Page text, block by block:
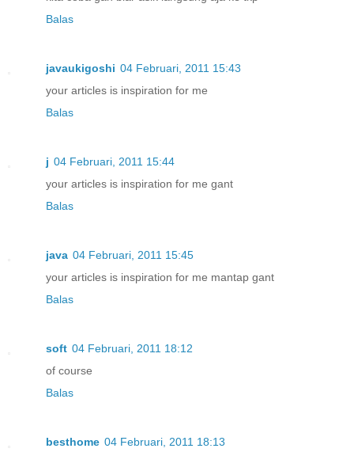
Balas
javaukigoshi 04 Februari, 2011 15:43
your articles is inspiration for me
Balas
j 04 Februari, 2011 15:44
your articles is inspiration for me gant
Balas
java 04 Februari, 2011 15:45
your articles is inspiration for me mantap gant
Balas
soft 04 Februari, 2011 18:12
of course
Balas
besthome 04 Februari, 2011 18:13